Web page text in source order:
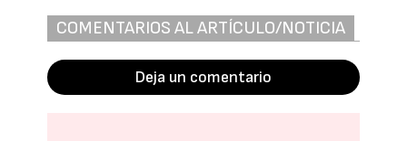
COMENTARIOS AL ARTÍCULO/NOTICIA
Deja un comentario